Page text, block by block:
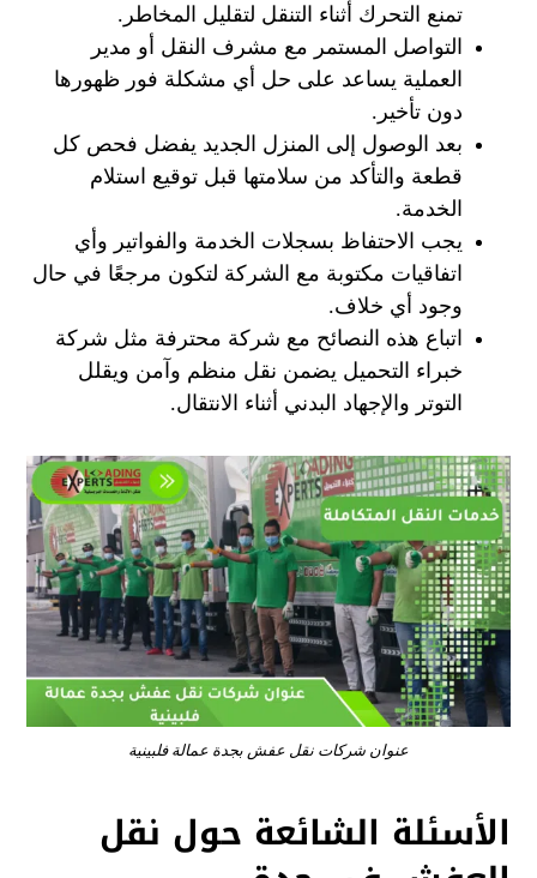
تمنع التحرك أثناء التنقل لتقليل المخاطر.
التواصل المستمر مع مشرف النقل أو مدير
العملية يساعد على حل أي مشكلة فور ظهورها
دون تأخير.
بعد الوصول إلى المنزل الجديد يفضل فحص كل
قطعة والتأكد من سلامتها قبل توقيع استلام
الخدمة.
يجب الاحتفاظ بسجلات الخدمة والفواتير وأي
اتفاقيات مكتوبة مع الشركة لتكون مرجعًا في حال
وجود أي خلاف.
اتباع هذه النصائح مع شركة محترفة مثل شركة
خبراء التحميل يضمن نقل منظم وآمن ويقلل
التوتر والإجهاد البدني أثناء الانتقال.
عنوان شركات نقل عفش بجدة عمالة فلبينية
الأسئلة الشائعة حول نقل